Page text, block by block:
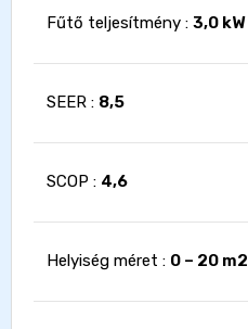
Fűtő teljesítmény : 3,0 kW
SEER : 8,5
SCOP : 4,6
Helyiség méret : 0 – 20 m2